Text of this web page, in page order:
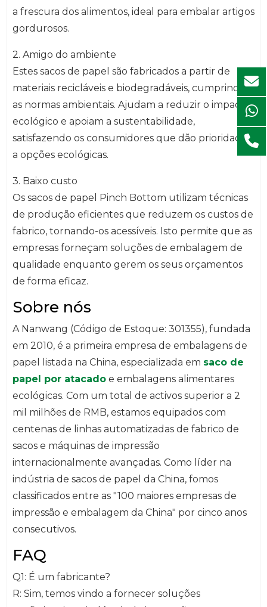
a frescura dos alimentos, ideal para embalar artigos
gordurosos.
2. Amigo do ambiente
Estes sacos de papel são fabricados a partir de
materiais recicláveis e biodegradáveis, cumprindo
as normas ambientais. Ajudam a reduzir o impacto
ecológico e apoiam a sustentabilidade,
satisfazendo os consumidores que dão prioridade
a opções ecológicas.
3. Baixo custo
Os sacos de papel Pinch Bottom utilizam técnicas
de produção eficientes que reduzem os custos de
fabrico, tornando-os acessíveis. Isto permite que as
empresas forneçam soluções de embalagem de
qualidade enquanto gerem os seus orçamentos
de forma eficaz.
Sobre nós
A Nanwang (Código de Estoque: 301355), fundada
em 2010, é a primeira empresa de embalagens de
papel listada na China, especializada em saco de
papel por atacadoe embalagens alimentares
ecológicas. Com um total de activos superior a 2
mil milhões de RMB, estamos equipados com
centenas de linhas automatizadas de fabrico de
sacos e máquinas de impressão
internacionalmente avançadas. Como líder na
indústria de sacos de papel da China, fomos
classificados entre as "100 maiores empresas de
impressão e embalagem da China" por cinco anos
consecutivos.
FAQ
Q1: É um fabricante?
R: Sim, temos vindo a fornecer soluções